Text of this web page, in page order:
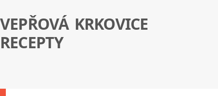
VEPŘOVÁ KRKOVICE
RECEPTY